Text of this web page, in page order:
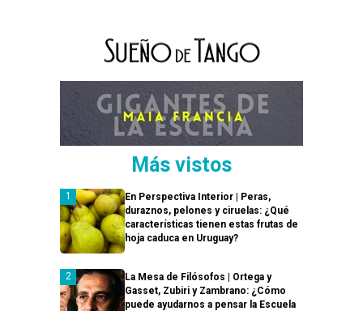
Más vistos
En Perspectiva Interior | Peras,
duraznos, pelones y ciruelas: ¿Qué
características tienen estas frutas de
hoja caduca en Uruguay?
La Mesa de Filósofos | Ortega y
Gasset, Zubiri y Zambrano: ¿Cómo
puede ayudarnos a pensar la Escuela